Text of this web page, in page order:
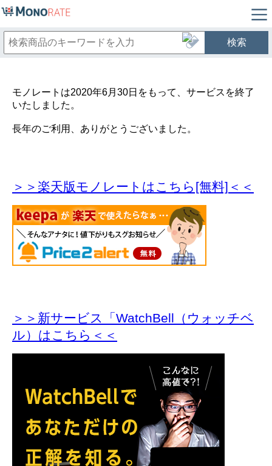
検索
モノレートは2020年6月30日をもって、サービスを終了
いたしました。
長年のご利用、ありがとうございました。
＞＞楽天版モノレートはこちら[無料]＜＜
＞＞新サービス「WatchBell（ウォッチベ
ル）はこちら＜＜